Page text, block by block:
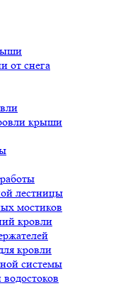
от снега
крыши
лестницы
мостиков
кровли
кровли
системы